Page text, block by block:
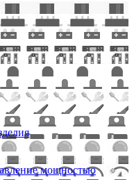
мощностью